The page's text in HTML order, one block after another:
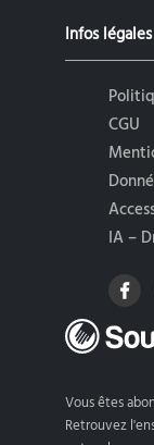
Infos légales
CGU
IA –
Vous êtes
Retrouvez